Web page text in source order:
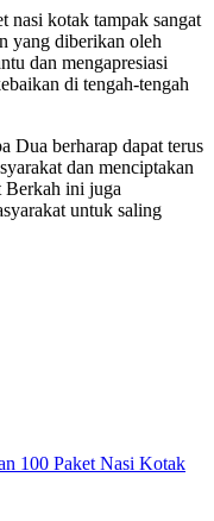
nasi kotak tampak sangat
yang diberikan oleh
dan mengapresiasi
di tengah-tengah
Dua berharap dapat terus
dan menciptakan
Berkah ini juga
untuk saling
100 Paket Nasi Kotak